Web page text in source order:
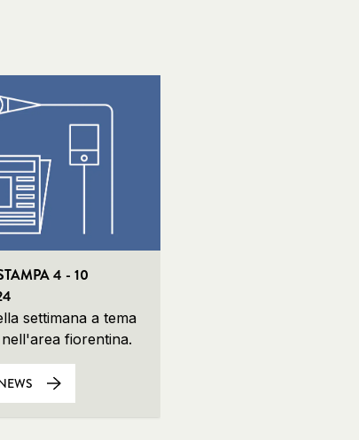
4 - 10
settimana a tema
fiorentina.